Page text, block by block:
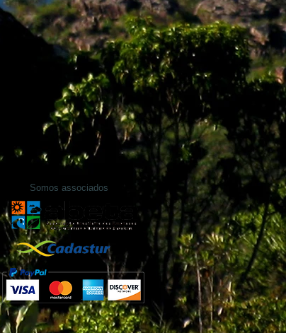
Somos associados